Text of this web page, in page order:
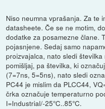
Niso neumna vprašanja. Za te
datasheete. Če se ne motim,
dodatke za posamezne člane.
pojasnjene. Sedaj samo
proizvajalca, nato sledi
pomišljaj, pa številka, ki
(7=7ns, 5=5ns), nato sledi
PC44 je mislim da PLCC44,
črka označuje temperaturno
I=Industrial/-25°C..85°C.